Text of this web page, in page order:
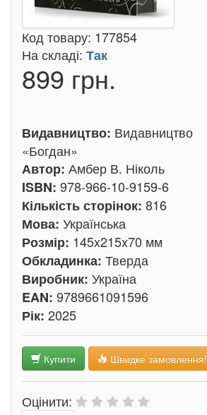
Код товару: 177854
На складі: Так
899 грн.
Видавництво: Видавництво
«Богдан»
Автор: Амбер В. Ніколь
ISBN: 978-966-10-9159-6
Кількість сторінок: 816
Мова: Українська
Розмір: 145x215x70 мм
Обкладинка: Тверда
Виробник: Україна
EAN: 9789661091596
Рік: 2025
Купити Швидке замовлення!
Оцінити: